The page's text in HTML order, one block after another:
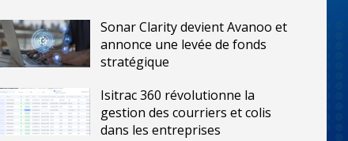
Sonar Clarity devient Avanoo et
annonce une levée de fonds
stratégique
Isitrac 360 révolutionne la
gestion des courriers et colis
dans les entreprises